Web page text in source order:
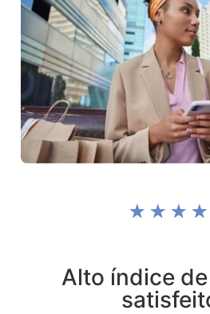
☆ ☆ ☆ ☆
Alto índice